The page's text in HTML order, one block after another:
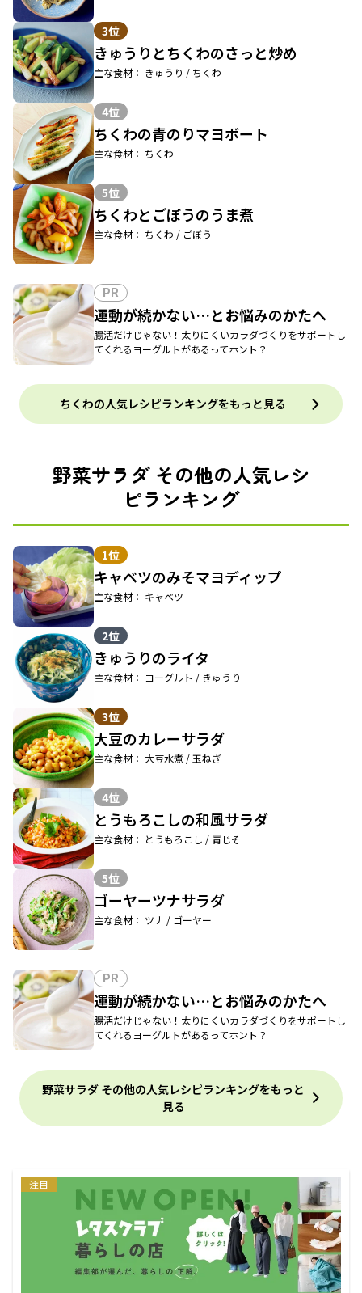
3位
きゅうりとちくわのさっと炒め
主な食材： きゅうり / ちくわ
4位
ちくわの青のりマヨボート
主な食材： ちくわ
5位
ちくわとごぼうのうま煮
主な食材： ちくわ / ごぼう
PR
運動が続かない…とお悩みのかたへ
腸活だけじゃない！太りにくいカラダづくりをサポートし
てくれるヨーグルトがあるってホント？
ちくわの人気レシピランキングをもっと見る
野菜サラダ その他の人気レシ
ピランキング
1位
キャベツのみそマヨディップ
主な食材： キャベツ
2位
きゅうりのライタ
主な食材： ヨーグルト / きゅうり
3位
大豆のカレーサラダ
主な食材： 大豆水煮 / 玉ねぎ
4位
とうもろこしの和風サラダ
主な食材： とうもろこし / 青じそ
5位
ゴーヤーツナサラダ
主な食材： ツナ / ゴーヤー
PR
運動が続かない…とお悩みのかたへ
腸活だけじゃない！太りにくいカラダづくりをサポートし
てくれるヨーグルトがあるってホント？
野菜サラダ その他の人気レシピランキングをもっと
見る
注目